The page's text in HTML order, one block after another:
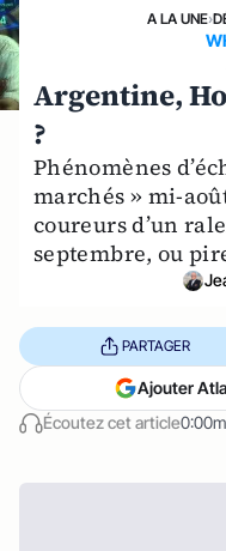
A LA UNE›
Argentine,
?
Phénomènes
marchés » mi-
coureurs d’un
septembre, ou
Écoutez cet article
PARTAGER
Ajouter